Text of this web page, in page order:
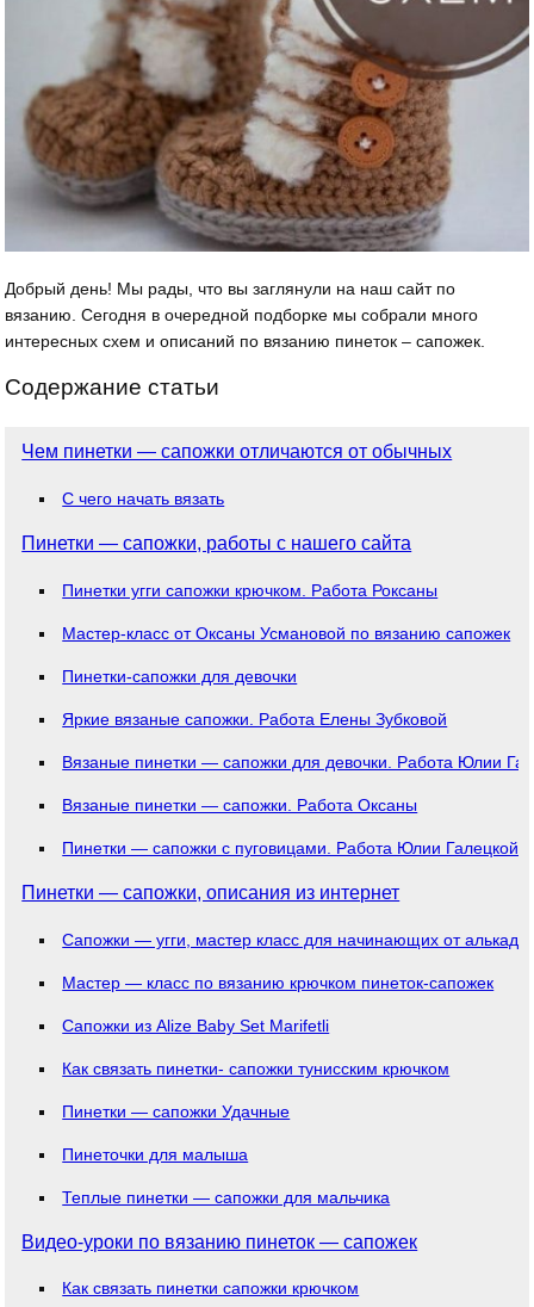
Добрый день! Мы рады, что вы заглянули на наш сайт по
вязанию. Сегодня в очередной подборке мы собрали много
интересных схем и описаний по вязанию пинеток – сапожек.
Содержание статьи
Чем пинетки — сапожки отличаются от обычных
С чего начать вязать
Пинетки — сапожки, работы с нашего сайта
Пинетки угги сапожки крючком. Работа Роксаны
Мастер-класс от Оксаны Усмановой по вязанию сапожек
Пинетки-сапожки для девочки
Яркие вязаные сапожки. Работа Елены Зубковой
Вязаные пинетки — сапожки для девочки. Работа Юлии
Вязаные пинетки — сапожки. Работа Оксаны
Пинетки — сапожки с пуговицами. Работа Юлии Галецкой
Пинетки — сапожки, описания из интернет
Сапожки — угги, мастер класс для начинающих от
Мастер — класс по вязанию крючком пинеток-сапожек
Сапожки из Alize Baby Set Marifetli
Как связать пинетки- сапожки тунисским крючком
Пинетки — сапожки Удачные
Пинеточки для малыша
Теплые пинетки — сапожки для мальчика
Видео-уроки по вязанию пинеток — сапожек
Как связать пинетки сапожки крючком